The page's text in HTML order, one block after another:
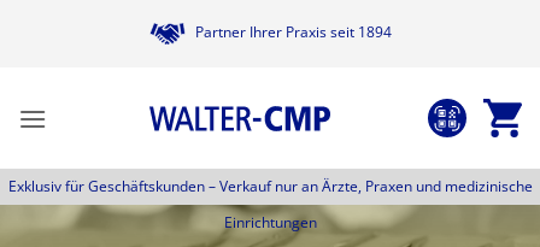
Partner Ihrer Praxis seit 1894
Exklusiv für Geschäftskunden –Verkauf nur an Ärzte, Praxen und medizinische
Einrichtungen